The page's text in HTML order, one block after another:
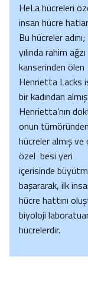
HeLa hücreleri
insan hücre
Bu hücreler
yılında rahim ağzı
kanserinden ölen
Henrietta Lacks
bir kadından
Henrietta’nın
onun
hücreler almış ve
özel besi yeri
içerisinde
başararak, ilk
hücre hattını
biyoloji
hücrelerdir.